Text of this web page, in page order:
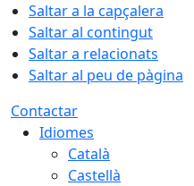
Saltar a la capçalera
Saltar al contingut
Saltar a relacionats
Saltar al peu de pàgina
Contactar
Idiomes
Català
Castellà